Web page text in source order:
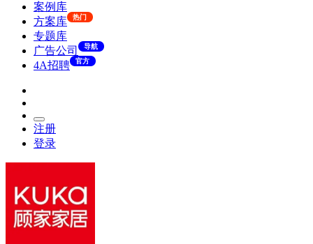
案例库
方案库
热门
专题库
广告公司
导航
4A招聘 官方
注册
登录